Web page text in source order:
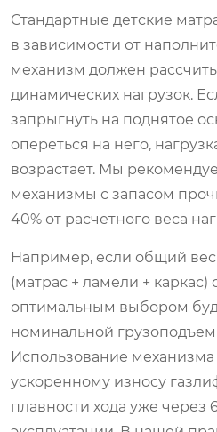
Стандартные детские
в зависимости от
механизм должен
динамических нагрузок.
запрыгнуть на поднятое
опереться на него,
возрастает. Мы
механизмы с запасом
40% от расчетного веса
Например, если общий
(матрас + ламели + каркас)
оптимальным выбором
номинальной
Использование
ускоренному износу
плавности хода уже через